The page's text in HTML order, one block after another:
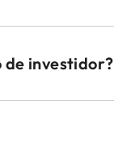
de investidor?